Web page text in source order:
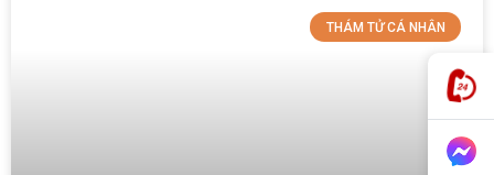
THÁM TỬ CÁ NHÂN